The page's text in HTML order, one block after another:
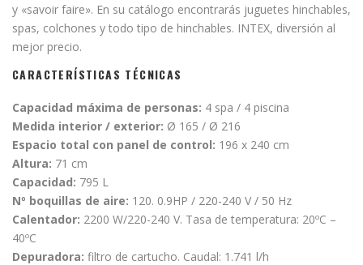
y «savoir faire». En su catálogo encontrarás juguetes hinchables,
spas, colchones y todo tipo de hinchables. INTEX, diversión al
mejor precio.
CARACTERÍSTICAS TÉCNICAS
Capacidad máxima de personas: 4 spa / 4 piscina
Medida interior / exterior: Ø 165 / Ø 216
Espacio total con panel de control: 196 x 240 cm
Altura: 71 cm
Capacidad: 795 L
Nº boquillas de aire: 120. 0.9HP / 220-240 V / 50 Hz
Calentador: 2200 W/220-240 V. Tasa de temperatura: 20ºC –
40ºC
Depuradora: filtro de cartucho. Caudal: 1.741 l/h